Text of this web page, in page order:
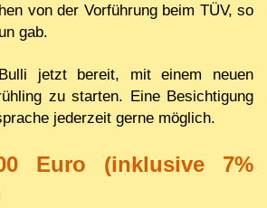
von der Vorführung beim TÜV, so
gab.
jetzt bereit, mit einem neuen
zu starten. Eine Besichtigung
jederzeit gerne möglich.
Euro (inklusive 7%